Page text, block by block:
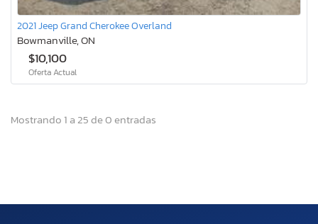
2021 Jeep Grand Cherokee Overland
Bowmanville, ON
$10,100
Oferta Actual
Mostrando 1 a 25 de 0 entradas